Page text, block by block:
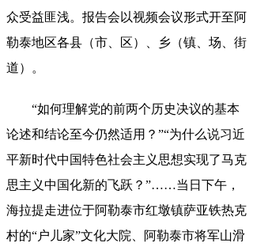
众受益匪浅。报告会以视频会议形式开至阿
勒泰地区各县（市、区）、乡（镇、场、街
道）
。
“如何理解党的前两个历史决议的基本
论述和结论至今仍然适用？”“为什么说习近
平新时代中国特色社会主义思想实现了马克
思主义中国化新的飞跃？”……当日下午 ，
海拉提走进位于阿勒泰市红墩镇萨亚铁热克
村的“户儿家”文化大院、阿勒泰市将军山滑